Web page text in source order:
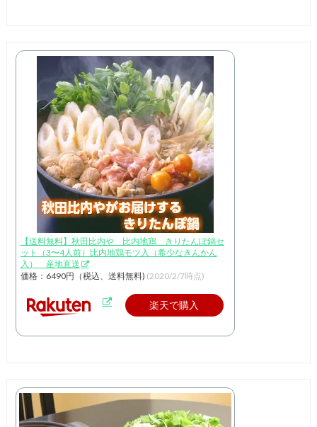
【送料無料】秋田比内や 比内地鶏 きりたんぽ鍋セ
ット（3〜4人前）比内地鶏モツ入（希少なきんかん
入） 産地直送
価格：6490円（税込、送料無料) (2020/2/7時点)
楽天で購入